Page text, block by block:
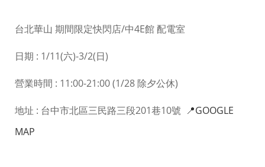
台北華山 期間限定快閃店/中4E館 配電室
日期 : 1/11(六)-3/2(日)
營業時間 : 11:00-21:00 (1/28 除夕公休)
地址 : 台中市北區三民路三段201巷10號 📍GOOGLE
MAP